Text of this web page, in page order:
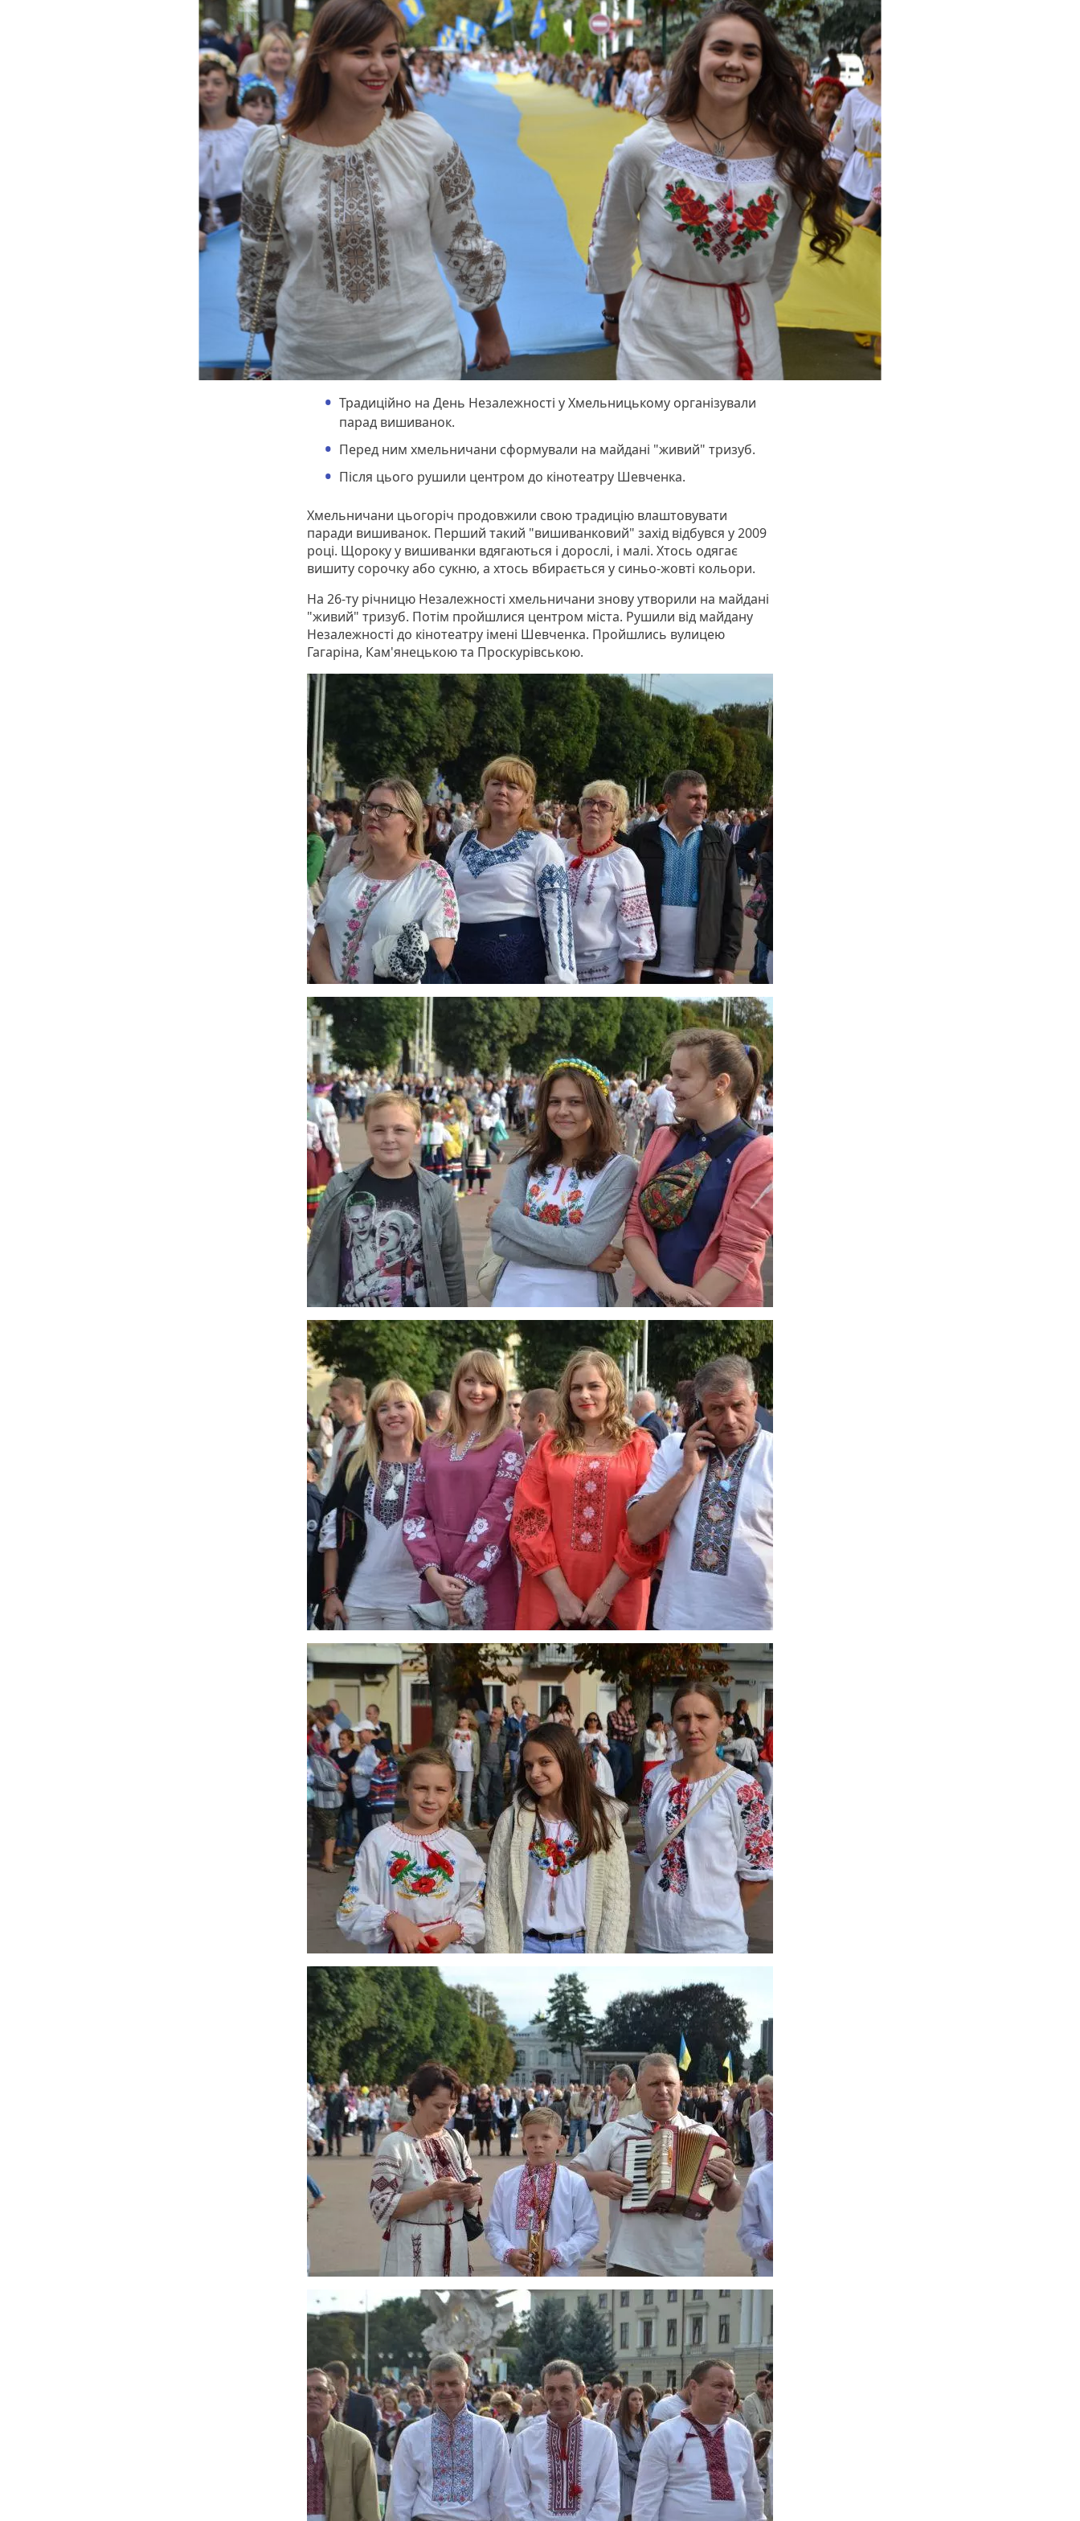
Традиційно на День Незалежності у Хмельницькому організували
парад вишиванок.
Перед ним хмельничани сформували на майдані "живий" тризуб.
Після цього рушили центром до кінотеатру Шевченка.
Хмельничани цьогоріч продовжили свою традицію влаштовувати
паради вишиванок. Перший такий "вишиванковий" захід відбувся у 2009
році. Щороку у вишиванки вдягаються і дорослі, і малі. Хтось одягає
вишиту сорочку або сукню, а хтось вбирається у синьо-жовті кольори.
На 26-ту річницю Незалежності хмельничани знову утворили на майдані
"живий" тризуб. Потім пройшлися центром міста. Рушили від майдану
Незалежності до кінотеатру імені Шевченка. Пройшлись вулицею
Гагаріна, Кам'янецькою та Проскурівською.